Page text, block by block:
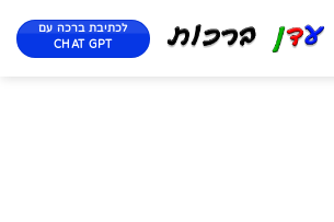
לכתיבת ברכה עם
CHAT GPT